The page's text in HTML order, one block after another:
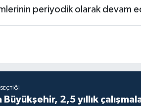
periyodik olarak devam
Büyükşehir, 2,5 yıllık